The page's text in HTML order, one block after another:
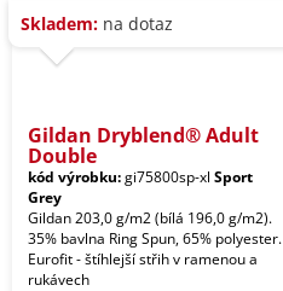
Skladem: na dotaz
Gildan Dryblend® Adult
Double
kód výrobku:gi75800sp-xl Sport
Grey
Gildan 203,0 g/m2 (bílá 196,0 g/m2).
35% bavlna Ring Spun, 65% polyester.
Eurofit - štíhlejší střih v ramenou a
rukávech